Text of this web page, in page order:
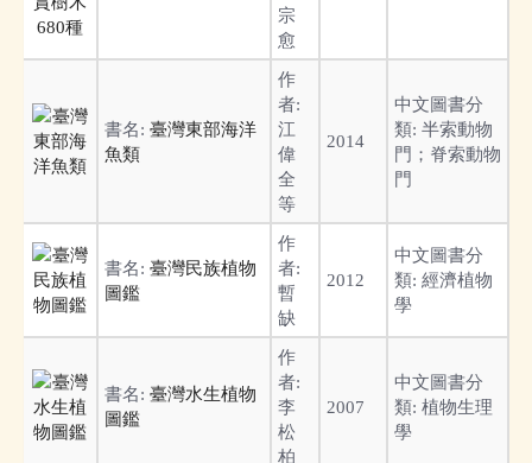
宗
愈
書名: 臺灣東部海洋
魚類
作
者:
江
偉
全
等
2014
中文圖書分
類: 半索動物
門；脊索動物
門
書名: 臺灣民族植物
圖鑑
作
者:
暫
缺
2012
中文圖書分
類: 經濟植物
學
書名: 臺灣水生植物
圖鑑
作
者:
李
松
柏
2007
中文圖書分
類: 植物生理
學